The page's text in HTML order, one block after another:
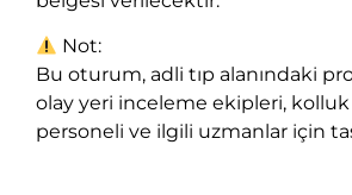
Not:
Bu oturum, adli tıp alanındaki
olay yeri inceleme ekipleri,
personeli ve ilgili uzmanlar için